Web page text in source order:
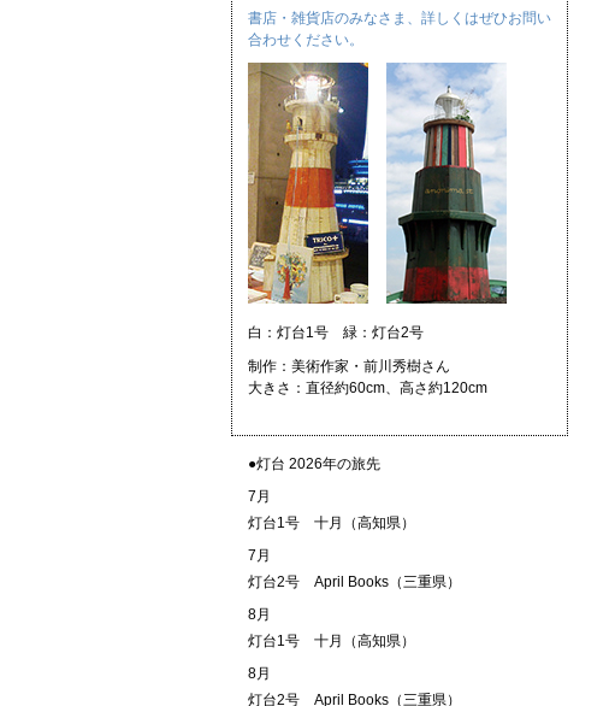
書店・雑貨店のみなさま、詳しくはぜひお問い
合わせください。
白：灯台1号 緑：灯台2号
制作：美術作家・前川秀樹さん
大きさ：直径約60cm、高さ約120cm
●灯台 2026年の旅先
7月
灯台1号
十月（高知県）
7月
灯台2号
April Books（三重県）
8月
灯台1号
十月（高知県）
8月
灯台2号
April Books（三重県）